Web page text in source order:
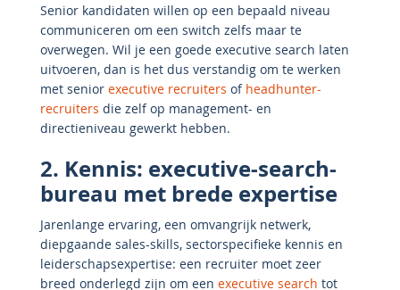
Senior kandidaten willen op een bepaald niveau
communiceren om een switch zelfs maar te
overwegen. Wil je een goede executive search laten
uitvoeren, dan is het dus verstandig om te werken
met senior executive recruiters of headhunter-
recruiters die zelf op management- en
directieniveau gewerkt hebben.
2. Kennis: executive-search-
bureau met brede expertise
Jarenlange ervaring, een omvangrijk netwerk,
diepgaande sales-skills, sectorspecifieke kennis en
leiderschapsexpertise: een recruiter moet zeer
breed onderlegd zijn om een executive search tot